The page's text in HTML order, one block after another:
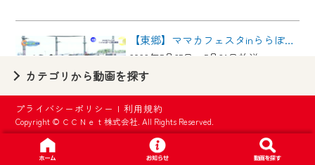
【東郷】ママカフェスタinららぽーと愛知東郷
2026年5月25日～5月31日放送
テーマ：東郷町のトピックス
再生時間：00:02:44
登録日：2026/05/27
【東郷】名古屋城「諸輪の松」里帰り
2026年5月18日～5月24日放送
カテゴリから動画を探す
プライバシーポリシー |利用規約
Copyright © ＣＣＮｅｔ株式会社. All Rights Reserved.
いたします。
要となります。
※MyIDとは、CCNet Web TVを含むCCNetの
各種サービスをご利用頂くためのIDです。
IDはお客様が使っているメールアドレス
で設定できます。